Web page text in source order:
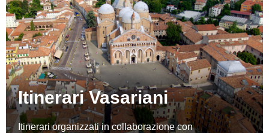
Itinerari Vasariani
Itinerari organizzati in collaborazione con